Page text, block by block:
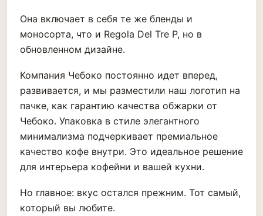
Она включает в себя те же бленды и
моносорта, что и Regola Del Tre P, но в
обновленном дизайне.
Компания Чебоко постоянно идет вперед,
развивается, и мы разместили наш логотип на
пачке, как гарантию качества обжарки от
Чебоко. Упаковка в стиле элегантного
минимализма подчеркивает премиальное
качество кофе внутри. Это идеальное решение
для интерьера кофейни и вашей кухни.
Но главное: вкус остался прежним. Тот самый,
который вы любите.